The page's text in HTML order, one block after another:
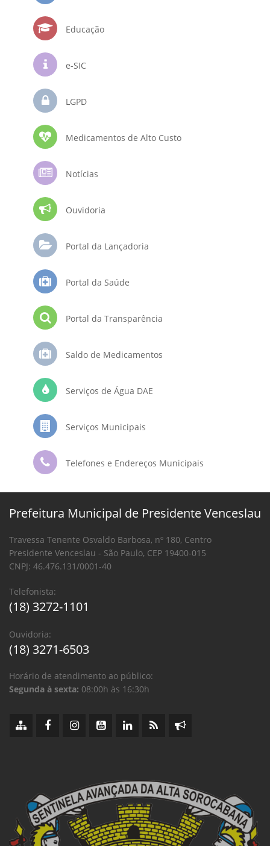
Educação
e-SIC
LGPD
Medicamentos de Alto Custo
Notícias
Ouvidoria
Portal da Lançadoria
Portal da Saúde
Portal da Transparência
Saldo de Medicamentos
Serviços de Água DAE
Serviços Municipais
Telefones e Endereços Municipais
Prefeitura Municipal de Presidente Venceslau
Travessa Tenente Osvaldo Barbosa, nº 180, Centro
Presidente Venceslau - São Paulo, CEP 19400-015
CNPJ: 46.476.131/0001-40
Telefonista:
(18) 3272-1101
Ouvidoria:
(18) 3271-6503
Horário de atendimento ao público:
Segunda à sexta: 08:00h às 16:30h